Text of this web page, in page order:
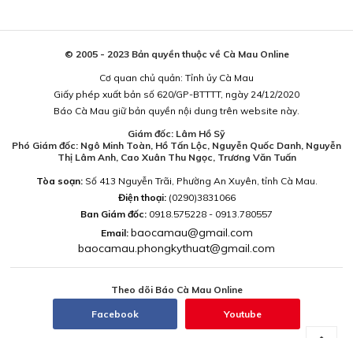
© 2005 - 2023 Bản quyền thuộc về Cà Mau Online
Cơ quan chủ quản: Tỉnh ủy Cà Mau
Giấy phép xuất bản số 620/GP-BTTTT, ngày 24/12/2020
Báo Cà Mau giữ bản quyền nội dung trên website này.
Giám đốc: Lâm Hồ Sỹ
Phó Giám đốc: Ngô Minh Toàn, Hồ Tấn Lộc, Nguyễn Quốc Danh, Nguyễn
Thị Lâm Anh, Cao Xuân Thu Ngọc, Trương Văn Tuấn
Tòa soạn:Số 413 Nguyễn Trãi, Phường An Xuyên, tỉnh Cà Mau.
Điện thoại: (0290)3831066
Ban Giám đốc: 0918.575228 - 0913.780557
Email: baocamau@gmail.com
baocamau.phongkythuat@gmail.com
Theo dõi Báo Cà Mau Online
Facebook Youtube